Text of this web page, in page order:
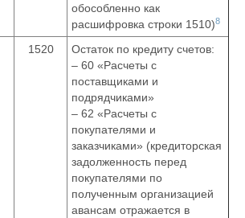
обособленно как
расшифровка строки 1510)8
1520
Остаток по кредиту счетов:
– 60 «Расчеты с
поставщиками и
подрядчиками»
– 62 «Расчеты с
покупателями и
заказчиками» (кредиторская
задолженность перед
покупателями по
полученным организацией
авансам отражается в